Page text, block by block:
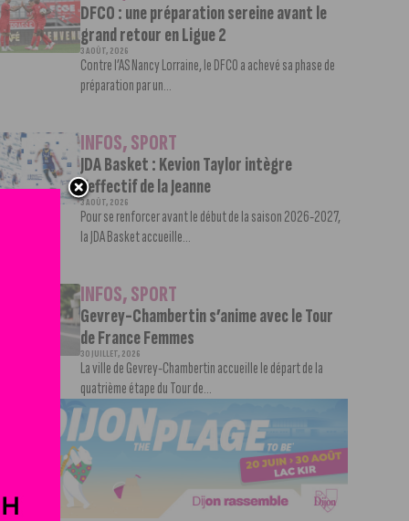
DFCO : une préparation sereine avant le
grand retour en Ligue 2
3 AOÛT, 2026
Contre l’AS Nancy Lorraine, le DFCO a achevé sa phase de
préparation par un...
INFOS,SPORT
JDA Basket : Kevion Taylor intègre
l’effectif de la Jeanne
3 AOÛT, 2026
Pour se renforcer avant le début de la saison 2026-2027,
la JDA Basket accueille...
INFOS,SPORT
Gevrey-Chambertin s’anime avec le Tour
de France Femmes
30 JUILLET, 2026
La ville de Gevrey-Chambertin accueille le départ de la
quatrième étape du Tour de...